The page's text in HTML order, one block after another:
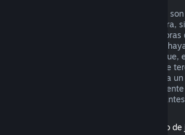
Los DLC adquiridos en la tienda de Steam
durante catorce días después de su compra,
pertenecen se ha jugado menos de dos horas
adquisición del DLC, y siempre que no se
modificado o transferido. Ten en cuenta que,
Steam no podrá reembolsar ciertos DLC de
si el DLC sube de nivel irreversiblemente a
juego). Estas excepciones estarán
reembolsables en la página de la tienda
Reembolsos en compras realizadas dentro de